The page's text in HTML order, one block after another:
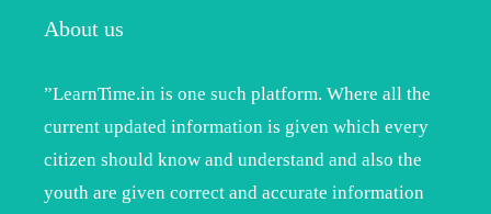
About us
”LearnTime.in is one such platform. Where all the
current updated information is given which every
citizen should know and understand and also the
youth are given correct and accurate information